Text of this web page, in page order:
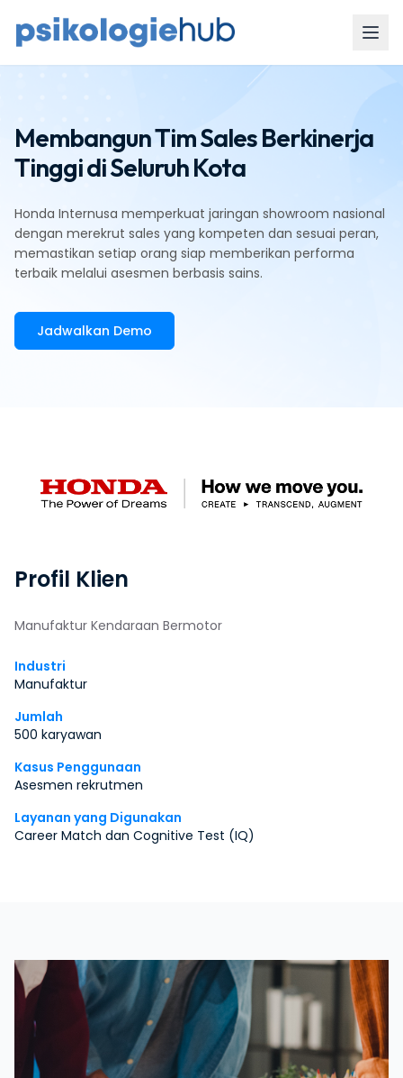
Membangun Tim Sales Berkinerja
Tinggi di Seluruh Kota
Honda Internusa memperkuat jaringan showroom nasional
dengan merekrut sales yang kompeten dan sesuai peran,
memastikan setiap orang siap memberikan performa
terbaik melalui asesmen berbasis sains.
Jadwalkan Demo
Profil Klien
Manufaktur Kendaraan Bermotor
Industri
Manufaktur
Jumlah
500 karyawan
Kasus Penggunaan
Asesmen rekrutmen
Layanan yang Digunakan
Career Match dan Cognitive Test (IQ)